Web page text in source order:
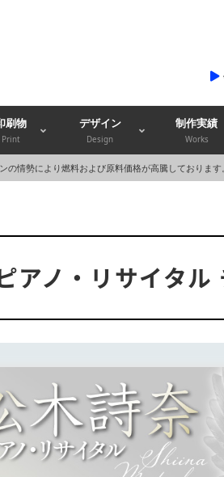
刷物
Print
デザイン
Design
制作実績
Works
の情勢により燃料および原料価格が高騰しておりま
アノ・リサイタル